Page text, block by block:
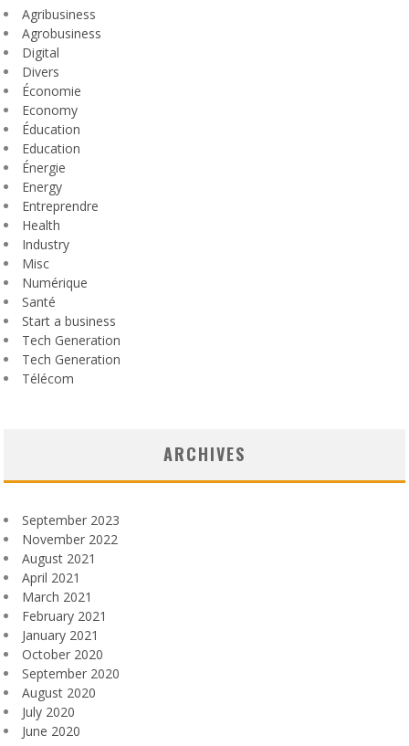
Agribusiness
Agrobusiness
Digital
Divers
Économie
Economy
Éducation
Education
Énergie
Energy
Entreprendre
Health
Industry
Misc
Numérique
Santé
Start a business
Tech Generation
Tech Generation
Télécom
ARCHIVES
September 2023
November 2022
August 2021
April 2021
March 2021
February 2021
January 2021
October 2020
September 2020
August 2020
July 2020
June 2020